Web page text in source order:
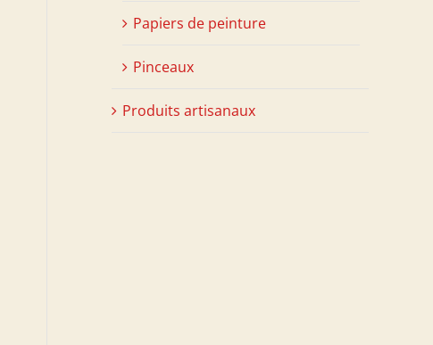
Papiers de peinture
Pinceaux
Produits artisanaux